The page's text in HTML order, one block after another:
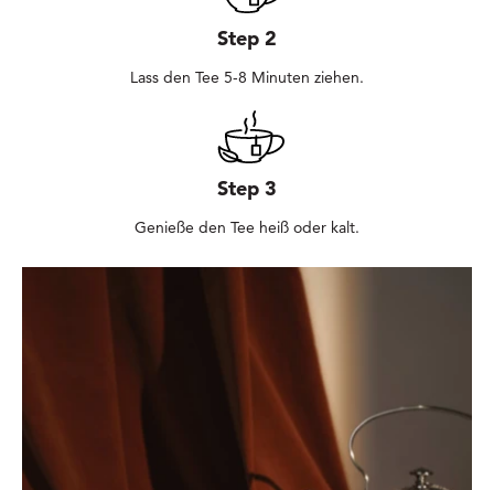
Step 2
Lass den Tee 5-8 Minuten ziehen.
Step 3
Genieße den Tee heiß oder kalt.